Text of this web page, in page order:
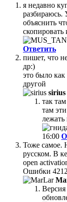
я недавно
разбираюсь.
объяснить
скопировать
Ответить
пишет, что
др:)
это было как
другой
sirius
так
там
лежать
16:00
Тоже самое.
русском. В
open
Ошибки